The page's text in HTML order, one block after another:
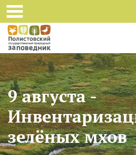
Перейти к основному содержанию
9 августа -
зелёных мхов